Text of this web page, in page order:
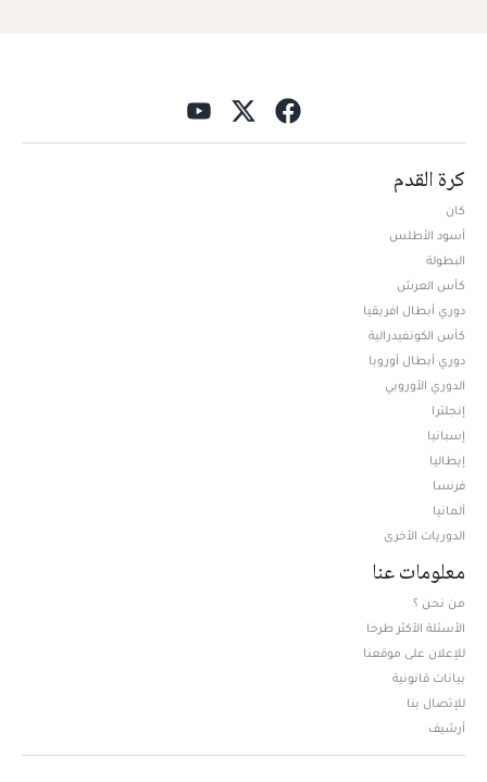
كرة القدم
كان
أسود الأطلس
البطولة
كأس العرش
دوري أبطال افريقيا
كأس الكونفيدرالية
دوري أبطال أوروبا
الدوري الأوروبي
إنجلترا
إسبانيا
إيطاليا
فرنسا
ألمانيا
الدوريات الأخرى
معلومات عنا
من نحن ؟
الأسئلة الأكثر طرحا
للإعلان على موقعنا
بيانات قانونية
للإتصال بنا
أرشيف